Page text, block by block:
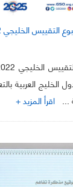
الخليجي 2022
العربية
... اقرأ المزيد +